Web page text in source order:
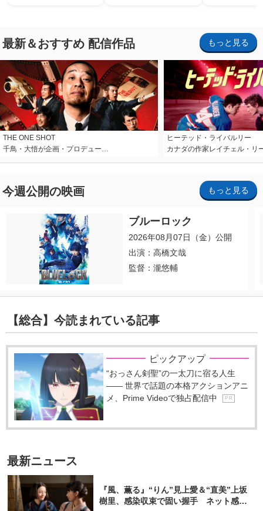
最新＆おすすめ 配信作品 もっと見る
THE ONE SHOT
千鳥・大悟が企画・プロデュー…
ヒーテッド・ライバルリー
カナダの作家レイチェル・リ
今週公開の映画 もっと見る
ブルーロック
2026年08月07日（金）公開
出演：高橋文哉
監督：瀧悠輔
【総合】今読まれている記事
ピックアップ
“おっさん剣聖”の一太刀に宿る人生
―― 世界で話題の本格アクションアニ
メ、Prime Videoで独占配信中
P R
最新ニュース
『風、薫る』“りん”見上愛＆“直美”上坂
樹里、感染収束で固い握手 ネット感動